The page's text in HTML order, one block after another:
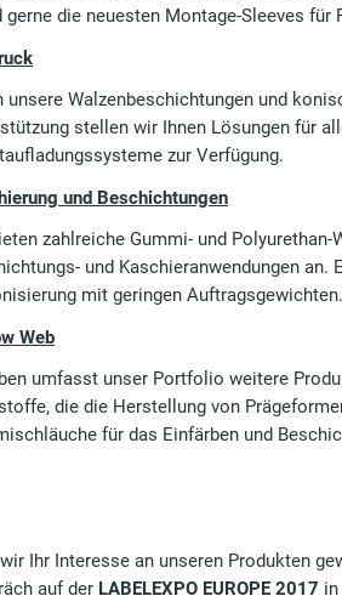
gerne die neuesten Montage-Sleeves für
unsere Walzenbeschichtungen und
stellen wir Ihnen Lösungen für
zur Verfügung.
und Beschichtungen
zahlreiche Gummi- und
und Kaschieranwendungen
mit geringen Auftragsgewichten.
Web
umfasst unser Portfolio weitere
die die Herstellung von
für das Einfärben und
Ihr Interesse an unseren Produkten
auf der LABELEXPO EUROPE 2017 in